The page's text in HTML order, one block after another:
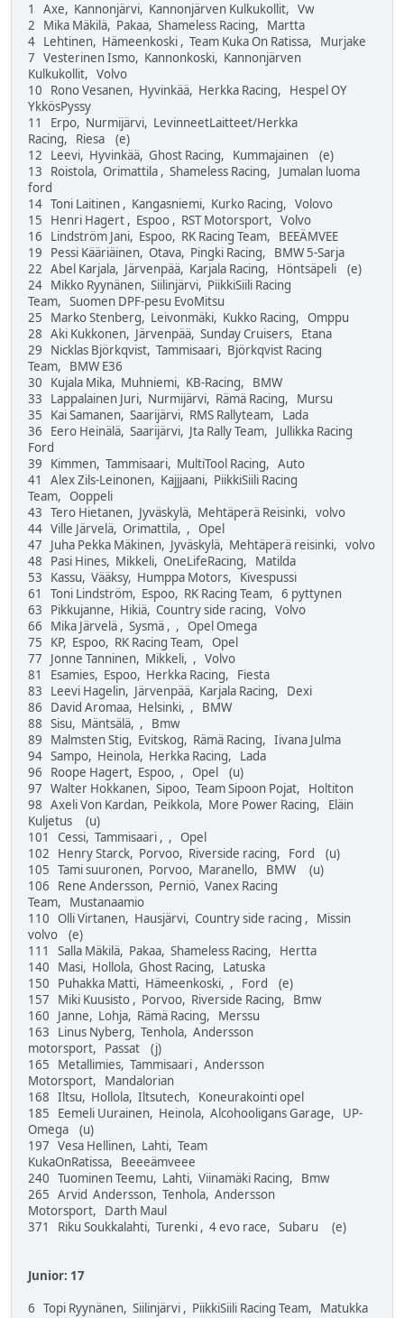
1 Axe, Kannonjärvi, Kannonjärven Kulkukollit, Vw
2 Mika Mäkilä, Pakaa, Shameless Racing, Martta
4 Lehtinen, Hämeenkoski , Team Kuka On Ratissa, Murjake
7 Vesterinen Ismo, Kannonkoski, Kannonjärven
Kulkukollit, Volvo
10 Rono Vesanen, Hyvinkää, Herkka Racing, Hespel OY
YkkösPyssy
11 Erpo, Nurmijärvi, LevinneetLaitteet/Herkka
Racing, Riesa (e)
12 Leevi, Hyvinkää, Ghost Racing, Kummajainen (e)
13 Roistola, Orimattila , Shameless Racing, Jumalan luoma
ford
14 Toni Laitinen , Kangasniemi, Kurko Racing, Volovo
15 Henri Hagert , Espoo , RST Motorsport, Volvo
16 Lindström Jani, Espoo, RK Racing Team, BEEÄMVEE
19 Pessi Kääriäinen, Otava, Pingki Racing, BMW 5-Sarja
22 Abel Karjala, Järvenpää, Karjala Racing, Höntsäpeli (e)
24 Mikko Ryynänen, Siilinjärvi, PiikkiSiili Racing
Team, Suomen DPF-pesu EvoMitsu
25 Marko Stenberg, Leivonmäki, Kukko Racing, Omppu
28 Aki Kukkonen, Järvenpää, Sunday Cruisers, Etana
29 Nicklas Björkqvist, Tammisaari, Björkqvist Racing
Team, BMW E36
30 Kujala Mika, Muhniemi, KB-Racing, BMW
33 Lappalainen Juri, Nurmijärvi, Rämä Racing, Mursu
35 Kai Samanen, Saarijärvi, RMS Rallyteam, Lada
36 Eero Heinälä, Saarijärvi, Jta Rally Team, Jullikka Racing
Ford
39 Kimmen, Tammisaari, MultiTool Racing, Auto
41 Alex Zils-Leinonen, Kajjjaani, PiikkiSiili Racing
Team, Ooppeli
43 Tero Hietanen, Jyväskylä, Mehtäperä Reisinki, volvo
44 Ville Järvelä, Orimattila, , Opel
47 Juha Pekka Mäkinen, Jyväskylä, Mehtäperä reisinki, volvo
48 Pasi Hines, Mikkeli, OneLifeRacing, Matilda
53 Kassu, Vääksy, Humppa Motors, Kivespussi
61 Toni Lindström, Espoo, RK Racing Team, 6 pyttynen
63 Pikkujanne, Hikiä, Country side racing, Volvo
66 Mika Järvelä , Sysmä , , Opel Omega
75 KP, Espoo, RK Racing Team, Opel
77 Jonne Tanninen, Mikkeli, , Volvo
81 Esamies, Espoo, Herkka Racing, Fiesta
83 Leevi Hagelin, Järvenpää, Karjala Racing, Dexi
86 David Aromaa, Helsinki, , BMW
88 Sisu, Mäntsälä, , Bmw
89 Malmsten Stig, Evitskog, Rämä Racing, Iivana Julma
94 Sampo, Heinola, Herkka Racing, Lada
96 Roope Hagert, Espoo, , Opel (u)
97 Walter Hokkanen, Sipoo, Team Sipoon Pojat, Holtiton
98 Axeli Von Kardan, Peikkola, More Power Racing, Eläin
Kuljetus (u)
101 Cessi, Tammisaari , , Opel
102 Henry Starck, Porvoo, Riverside racing, Ford (u)
105 Tami suuronen, Porvoo, Maranello, BMW (u)
106 Rene Andersson, Perniö, Vanex Racing
Team, Mustanaamio
110 Olli Virtanen, Hausjärvi, Country side racing , Missin
volvo (e)
111 Salla Mäkilä, Pakaa, Shameless Racing, Hertta
140 Masi, Hollola, Ghost Racing, Latuska
150 Puhakka Matti, Hämeenkoski, , Ford (e)
157 Miki Kuusisto , Porvoo, Riverside Racing, Bmw
160 Janne, Lohja, Rämä Racing, Merssu
163 Linus Nyberg, Tenhola, Andersson
motorsport, Passat (j)
165 Metallimies, Tammisaari , Andersson
Motorsport, Mandalorian
168 Iltsu, Hollola, Iltsutech, Koneurakointi opel
185 Eemeli Uurainen, Heinola, Alcohooligans Garage, UP-
Omega (u)
197 Vesa Hellinen, Lahti, Team
KukaOnRatissa, Beeeämveee
240 Tuominen Teemu, Lahti, Viinamäki Racing, Bmw
265 Arvid Andersson, Tenhola, Andersson
Motorsport, Darth Maul
371 Riku Soukkalahti, Turenki , 4 evo race, Subaru (e)
Junior: 17
6 Topi Ryynänen, Siilinjärvi , PiikkiSiili Racing Team, Matukka